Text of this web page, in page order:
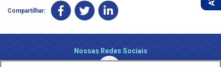
Compartilhar:
Nossas Redes Sociais